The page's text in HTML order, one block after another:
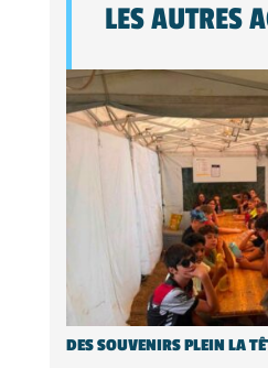
LES AUTRES
DES SOUVENIRS PLEIN LA